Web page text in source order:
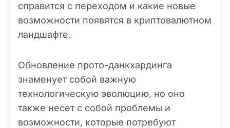
справится с переходом и какие новые
возможности появятся в криптовалютном
ландшафте.
Обновление прото-данкхардинга
знаменует собой важную
технологическую эволюцию, но оно
также несет с собой проблемы и
возможности, которые потребуют